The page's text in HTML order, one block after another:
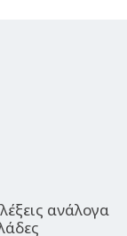
ανάλογα